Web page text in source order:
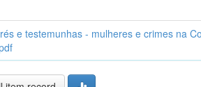
e testemunhas - mulheres e crimes na